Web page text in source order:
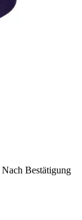
Nach Bestätigung